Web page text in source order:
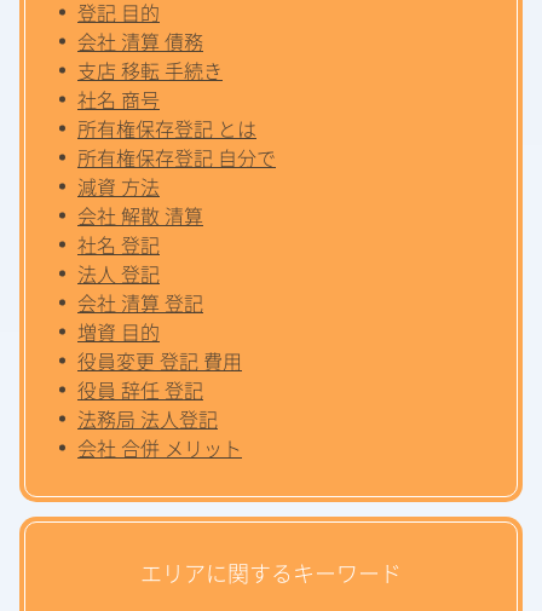
登記 目的
会社 清算 債務
支店 移転 手続き
社名 商号
所有権保存登記 とは
所有権保存登記 自分で
減資 方法
会社 解散 清算
社名 登記
法人 登記
会社 清算 登記
増資 目的
役員変更 登記 費用
役員 辞任 登記
法務局 法人登記
会社 合併 メリット
エリアに関するキーワード